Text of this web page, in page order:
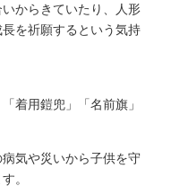
からきていたり、人形
を祈願するという気持
着用鎧兜」「名前旗」
病気や災いから子供を守
。